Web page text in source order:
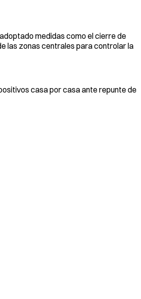
medidas como el cierre de
las zonas centrales para controlar la
casa por casa ante repunte de